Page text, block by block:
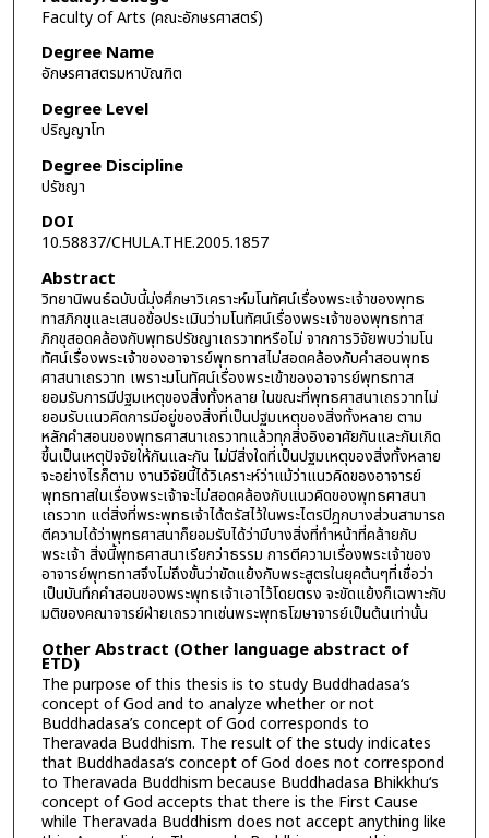
Faculty of Arts (คณะอักษรศาสตร์)
Degree Name
อักษรศาสตรมหาบัณฑิต
Degree Level
ปริญญาโท
Degree Discipline
ปรัชญา
DOI
10.58837/CHULA.THE.2005.1857
Abstract
วิทยานิพนธ์ฉบับนี้มุ่งศึกษาวิเคราะห์มโนทัศน์เรื่องพระเจ้าของพุทธ
ทาสภิกขุและเสนอข้อประเมินว่ามโนทัศน์เรื่องพระเจ้าของพุทธทาส
ภิกขุสอดคล้องกับพุทธปรัชญาเถรวาทหรือไม่ จากการวิจัยพบว่ามโน
ทัศน์เรื่องพระเจ้าของอาจารย์พุทธทาสไม่สอดคล้องกับคำสอนพุทธ
ศาสนาเถรวาท เพราะมโนทัศน์เรื่องพระเข้าของอาจารย์พุทธทาส
ยอมรับการมีปฐมเหตุของสิ่งทั้งหลาย ในขณะที่พุทธศาสนาเถรวาทไม่
ยอมรับแนวคิดการมีอยู่ของสิ่งที่เป็นปฐมเหตุของสิ่งทั้งหลาย ตาม
หลักคำสอนของพุทธศาสนาเถรวาทแล้วทุกสิ่งอิงอาศัยกันและกันเกิด
ขึ้นเป็นเหตุปัจจัยให้กันและกัน ไม่มีสิ่งใดที่เป็นปฐมเหตุของสิ่งทั้งหลาย
จะอย่างไรก็ตาม งานวิจัยนี้ได้วิเคราะห์ว่าแม้ว่าแนวคิดของอาจารย์
พุทธทาสในเรื่องพระเจ้าจะไม่สอดคล้องกับแนวคิดของพุทธศาสนา
เถรวาท แต่สิ่งที่พระพุทธเจ้าได้ตรัสไว้ในพระไตรปิฎกบางส่วนสามารถ
ตีความได้ว่าพุทธศาสนาก็ยอมรับได้ว่ามีบางสิ่งที่ทำหน้าที่คล้ายกับ
พระเจ้า สิ่งนี้พุทธศาสนาเรียกว่าธรรม การตีความเรื่องพระเจ้าของ
อาจารย์พุทธทาสจึงไม่ถึงขั้นว่าขัดแย้งกับพระสูตรในยุคต้นๆที่เชื่อว่า
เป็นบันทึกคำสอนของพระพุทธเจ้าเอาไว้โดยตรง จะขัดแย้งก็เฉพาะกับ
มติของคณาจารย์ฝ่ายเถรวาทเช่นพระพุทธโฆษาจารย์เป็นต้นเท่านั้น
Other Abstract (Other language abstract of
ETD)
The purpose of this thesis is to study Buddhadasa‘s
concept of God and to analyze whether or not
Buddhadasa’s concept of God corresponds to
Theravada Buddhism. The result of the study indicates
that Buddhadasa‘s concept of God does not correspond
to Theravada Buddhism because Buddhadasa Bhikkhu‘s
concept of God accepts that there is the First Cause
while Theravada Buddhism does not accept anything like